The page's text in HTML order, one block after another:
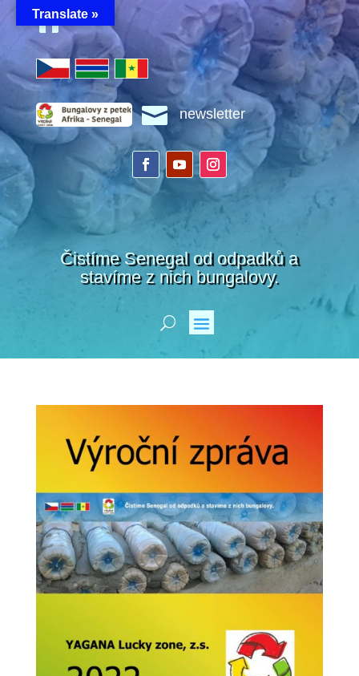

 newsletter
Čistíme Senegal od odpadků a
stavíme z nich bungalovy.
Translate »